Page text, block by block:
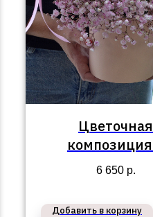
Цветочная
Приморский
№98
6 650 р.
Добавить в корзину